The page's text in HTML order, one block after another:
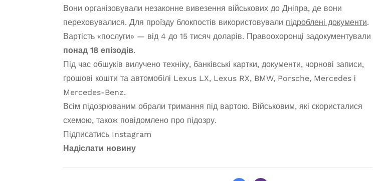
Вони організовували незаконне вивезення військових до Дніпра, де вони
переховувалися. Для проїзду блокпостів використовували підроблені документи.
Вартість «послуги» — від 4 до 15 тисяч доларів. Правоохоронці задокументували
понад 18 епізодів.
Під час обшуків вилучено техніку, банківські картки, документи, чорнові записи,
грошові кошти та автомобілі Lexus LX, Lexus RX, BMW, Porsche, Mercedes і
Mercedes-Benz.
Всім підозрюваним обрали тримання під вартою. Військовим, які скористалися
схемою, також повідомлено про підозру.
Підписатись Instagram
Надіслати новину